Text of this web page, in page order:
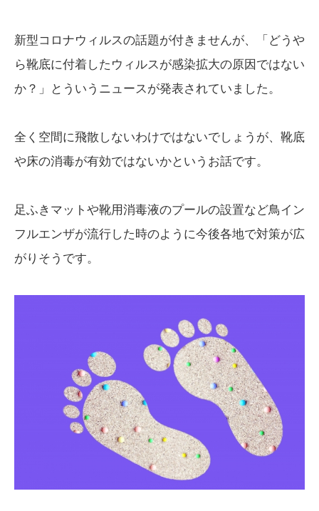
新型コロナウィルスの話題が付きませんが、「どうや
ら靴底に付着したウィルスが感染拡大の原因ではない
か？」とういうニュースが発表されていました。
全く空間に飛散しないわけではないでしょうが、靴底
や床の消毒が有効ではないかというお話です。
足ふきマットや靴用消毒液のプールの設置など鳥イン
フルエンザが流行した時のように今後各地で対策が広
がりそうです。